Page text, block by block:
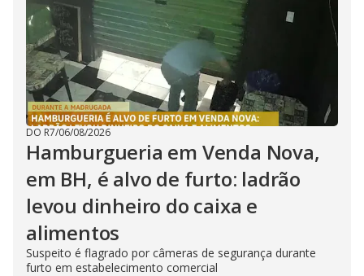
DO R7/06/08/2026
Hamburgueria em Venda Nova,
em BH, é alvo de furto: ladrão
levou dinheiro do caixa e
alimentos
Suspeito é flagrado por câmeras de segurança durante
furto em estabelecimento comercial